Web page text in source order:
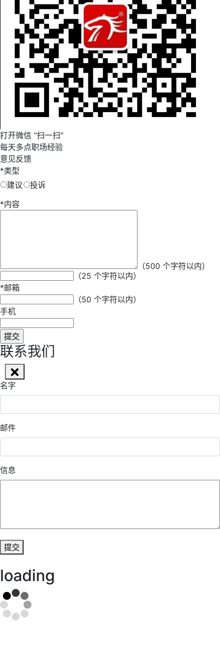
打开微信 "扫一扫"
每天多点职场经验
意见反馈
*类型
建议
投诉
*内容
（500 个字符以内）
（25 个字符以内）
*邮箱
（50 个字符以内）
手机
联系我们
名字
邮件
信息
提交
loading